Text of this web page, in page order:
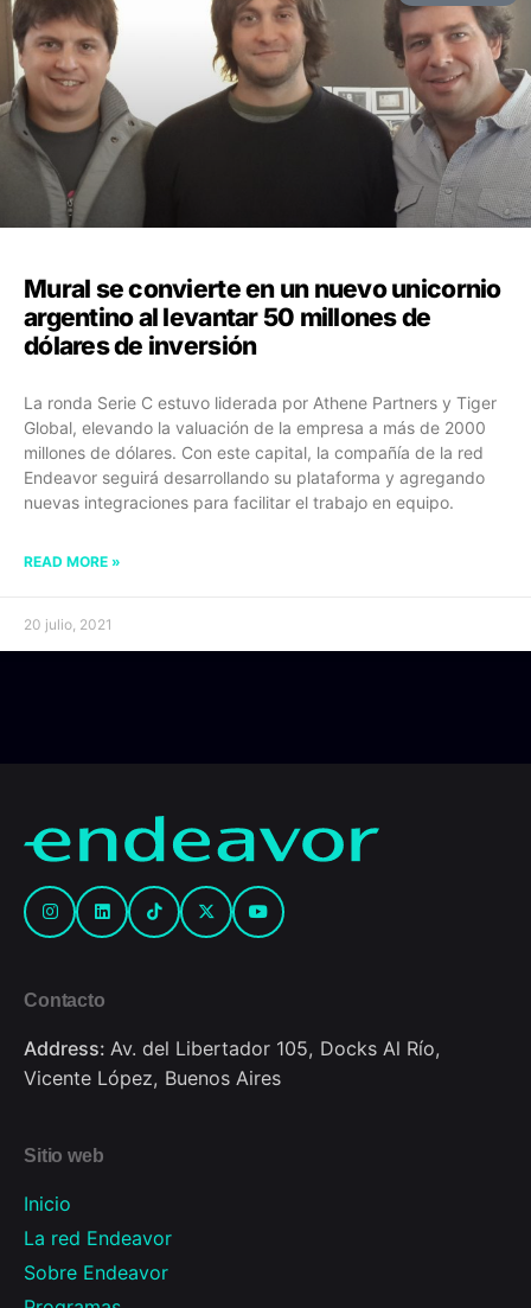
Mural se convierte en un nuevo unicornio
argentino al levantar 50 millones de
dólares de inversión
La ronda Serie C estuvo liderada por Athene Partners y Tiger
Global, elevando la valuación de la empresa a más de 2000
millones de dólares. Con este capital, la compañía de la red
Endeavor seguirá desarrollando su plataforma y agregando
nuevas integraciones para facilitar el trabajo en equipo.
READ MORE »
20 julio, 2021
Contacto
Address: Av. del Libertador 105, Docks Al Río,
Vicente López, Buenos Aires
Sitio web
Inicio
La red Endeavor
Sobre Endeavor